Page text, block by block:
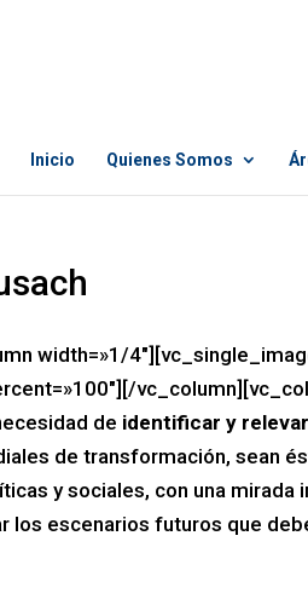
Inicio Quienes Somos
width=»1/
de identificar y
de transformación, sean
y sociales, con una
los escenarios futuros que